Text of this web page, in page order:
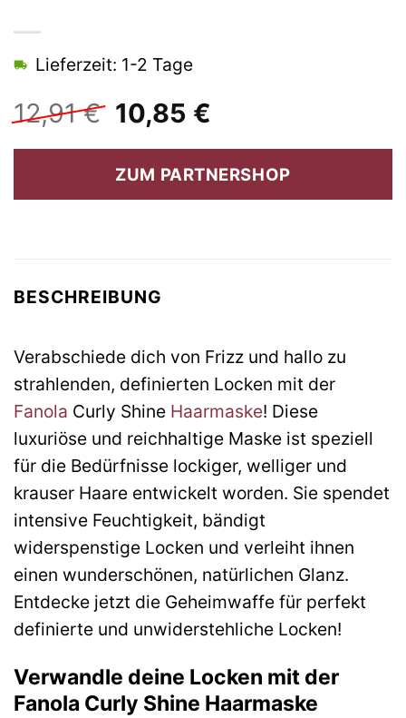
12,91€ Ursprünglicher
Preis
war:
12,91 €
10,85 €
ist:
10,85 €.
Lieferzeit: 1-2 Tage
ZUM PARTNERSHOP
BESCHREIBUNG
Verabschiede dich von Frizz und hallo zu
strahlenden, definierten Locken mit der
Fanola Curly Shine Haarmaske! Diese
luxuriöse und reichhaltige Maske ist speziell
für die Bedürfnisse lockiger, welliger und
krauser Haare entwickelt worden. Sie spendet
intensive Feuchtigkeit, bändigt
widerspenstige Locken und verleiht ihnen
einen wunderschönen, natürlichen Glanz.
Entdecke jetzt die Geheimwaffe für perfekt
definierte und unwiderstehliche Locken!
Verwandle deine Locken mit der
Fanola Curly Shine Haarmaske